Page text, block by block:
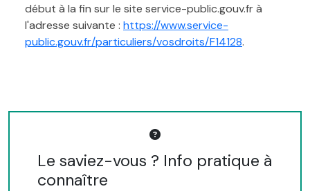
début à la fin sur le site service-public.gouv.fr à
l'adresse suivante : https://www.service-
public.gouv.fr/particuliers/vosdroits/F14128.
Le saviez-vous ? Info pratique à
connaître